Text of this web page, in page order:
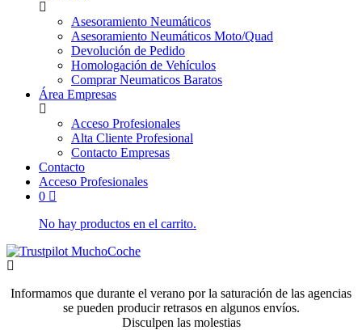
Asesoramiento Neumáticos
Asesoramiento Neumáticos Moto/Quad
Devolución de Pedido
Homologación de Vehículos
Comprar Neumaticos Baratos
Área Empresas
Acceso Profesionales
Alta Cliente Profesional
Contacto Empresas
Contacto
Acceso Profesionales
0
No hay productos en el carrito.
Informamos que durante el verano por la saturación de las agencias
se pueden producir retrasos en algunos envíos.
Disculpen las molestias